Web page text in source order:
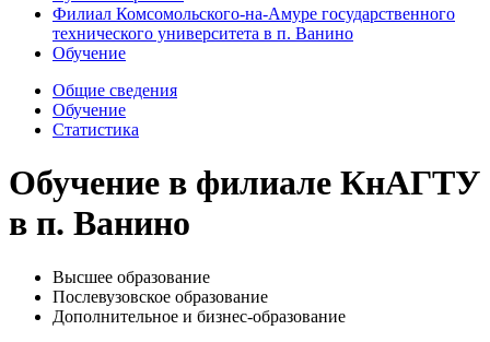
Филиал Комсомольского-на-Амуре государственного
технического университета в п. Ванино
Обучение
Общие сведения
Обучение
Статистика
Обучение в филиале КнАГТУ
в п. Ванино
Высшее образование
Послевузовское образование
Дополнительное и бизнес-образование